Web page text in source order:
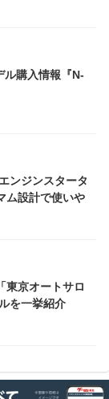
ル購入情報『N-
ンジンスタータ
ム設計で使いや
東京オートサロ
を一挙紹介